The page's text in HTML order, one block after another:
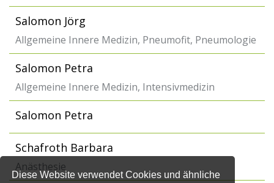
Diese Website verwendet Cookies und ähnliche
Salomon Jörg
Allgemeine Innere Medizin, Pneumofit, Pneumologie
Salomon Petra
Allgemeine Innere Medizin, Intensivmedizin
Salomon Petra
Schafroth Barbara
Anästhesie